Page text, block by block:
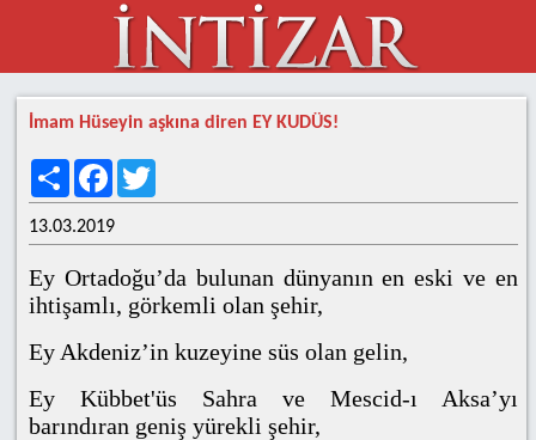
İmam Hüseyin aşkına diren EY KUDÜS!
Share Facebook
13.03.2019
Ey Ortadoğu’da bulunan dünyanın en eski ve en
ihtişamlı, görkemli olan şehir,
Ey Akdeniz’in kuzeyine süs olan gelin,
Ey Kübbet'üs Sahra ve Mescid-ı Aksa’yı
barındıran geniş yürekli şehir,